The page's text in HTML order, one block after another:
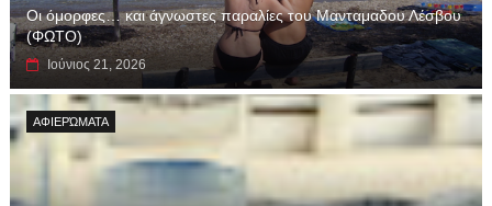
Οι όμορφες… και άγνωστες παραλίες του Μανταμαδου Λέσβου
(ΦΩΤΟ)
Ιούνιος 21, 2026
ΑΦΙΕΡΏΜΑΤΑ